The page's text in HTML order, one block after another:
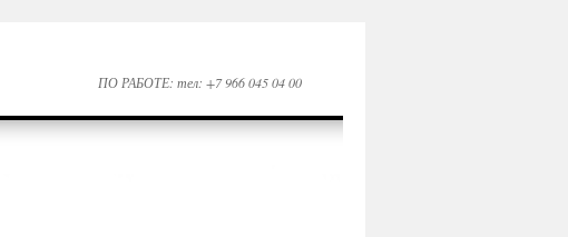
ПО РАБОТЕ: тел: +7 966 045 04 00